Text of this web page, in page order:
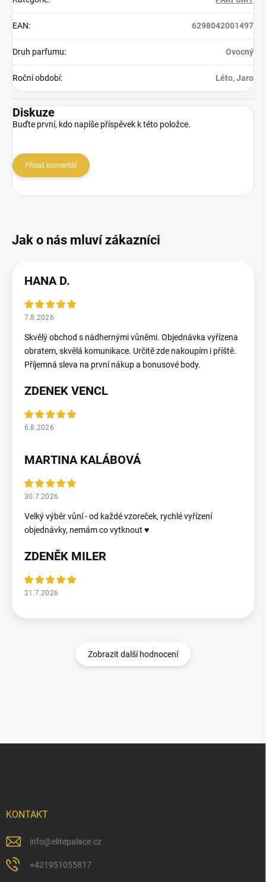
EAN: 6298042001497
Druh parfumu: Ovocný
Roční období: Léto, Jaro
Diskuze
Buďte první, kdo napíše příspěvek k této položce.
Přidat komentář
HANA D.
7.8.2026
Skvělý obchod s nádhernými vůněmi. Objednávka vyřízena
obratem, skvělá komunikace. Určitě zde nakoupím i příště.
Příjemná sleva na první nákup a bonusové body.
ZDENEK VENCL
6.8.2026
MARTINA KALÁBOVÁ
30.7.2026
Velký výběr vůní - od každé vzoreček, rychlé vyřízení
objednávky, nemám co vytknout ♥️
ZDENĚK MILER
21.7.2026
Zobrazit další hodnocení
KONTAKT
info@elitepalace.cz
+421951055817